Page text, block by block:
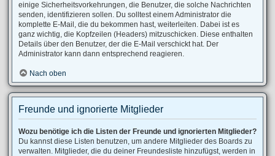
einige Sicherheitsvorkehrungen, die Benutzer, die solche Nachrichten
senden, identifizieren sollen. Du solltest einem Administrator die
komplette E-Mail, die du bekommen hast, weiterleiten. Dabei ist es
ganz wichtig, die Kopfzeilen (Headers) mitzuschicken. Diese enthalten
Details über den Benutzer, der die E-Mail verschickt hat. Der
Administrator kann dann entsprechend reagieren.
Nach oben
Freunde und ignorierte Mitglieder
Wozu benötige ich die Listen der Freunde und ignorierten Mitglieder?
Du kannst diese Listen benutzen, um andere Mitglieder des Boards zu
verwalten. Mitglieder, die du deiner Freundesliste hinzufügst, werden in